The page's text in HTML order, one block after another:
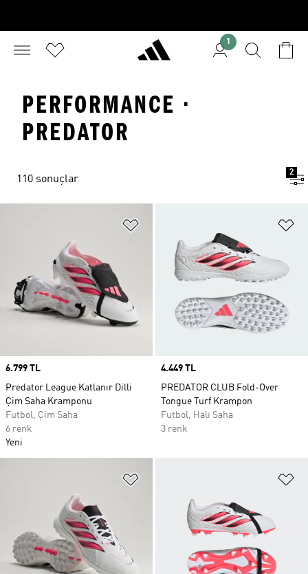
1
PERFORMANCE ·
PREDATOR
110 sonuçlar
2
Price
6.799 TL
Predator League Katlanır Dilli
Çim Saha Kramponu
Futbol, Çim Saha
6 renk
Yeni
Price
4.449 TL
PREDATOR CLUB Fold-Over
Tongue Turf Krampon
Futbol, Halı Saha
3 renk